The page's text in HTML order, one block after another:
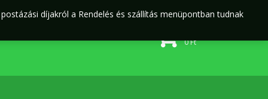
Rendelés és szállítás Adatvédelmi irányelvek
0Ft
díjakról a Rendelés és szállítás menüpontban tudnak